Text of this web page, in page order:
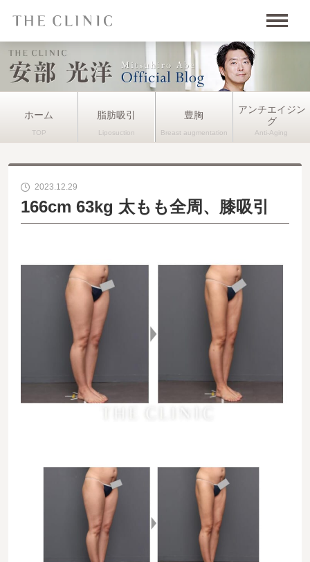
ホーム 脂肪吸引 豊胸
アンチエイジン
グ
2023.12.29
166cm 63kg 太もも全周、膝吸引